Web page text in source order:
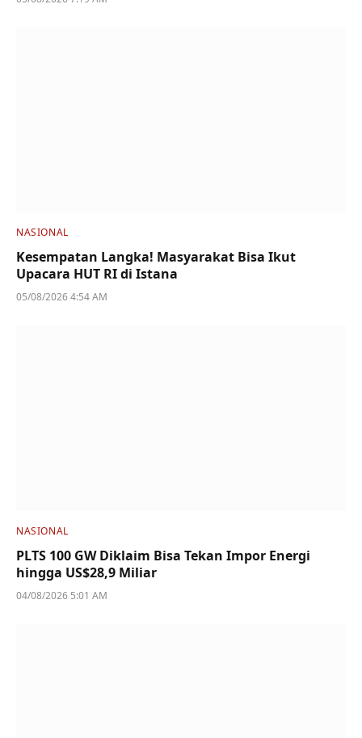
NASIONAL
Kesempatan Langka! Masyarakat Bisa Ikut
Upacara HUT RI di Istana
05/08/2026 4:54 AM
NASIONAL
PLTS 100 GW Diklaim Bisa Tekan Impor Energi
hingga US$28,9 Miliar
04/08/2026 5:01 AM